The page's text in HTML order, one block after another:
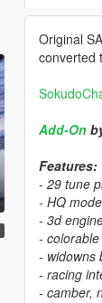
Original
converted
Add-On
Features:
- 29 tune
- HQ
- 3d
-
- widowns
- racing
- camber,